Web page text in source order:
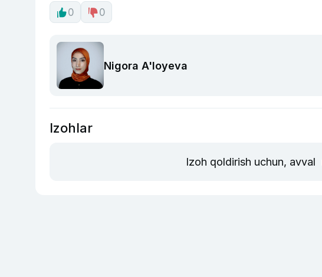
0 0
Nigora A'loyeva
Izohlar
Izoh qoldirish uchun, avval